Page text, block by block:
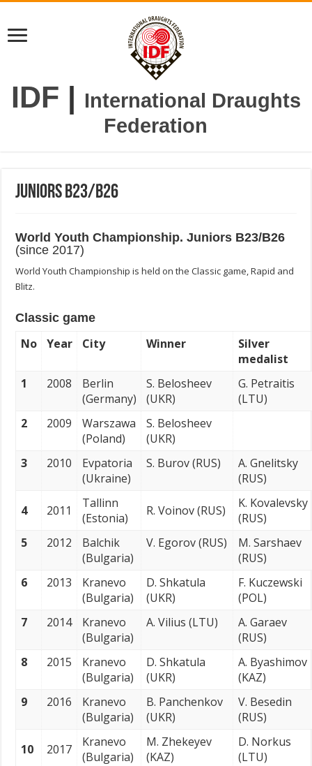
IDF | International Draughts
Federation
Juniors B23/B26
World Youth Championship. Juniors B23/B26
(since 2017)
World Youth Championship is held on the Classic game, Rapid and
Blitz.
Classic game
No Year City Winner
Silver
medalist
1
2008
Berlin
(Germany)
S. Belosheev
(UKR)
G. Petraitis
(LTU)
2
2009
Warszawa
(Poland)
S. Belosheev
(UKR)
3
2010
Evpatoria
(Ukraine)
S. Burov (RUS)
A. Gnelitsky
(RUS)
4 2011
Tallinn
(Estonia)
R. Voinov (RUS)
K. Kovalevsky
(RUS)
5
2012
Balchik
(Bulgaria)
V. Egorov (RUS)
M. Sarshaev
(RUS)
6
2013
Kranevo
(Bulgaria)
D. Shkatula
(UKR)
F. Kuczewski
(POL)
7
2014
Kranevo
(Bulgaria)
A. Vilius (LTU)
A. Garaev
(RUS)
8
2015
Kranevo
(Bulgaria)
D. Shkatula
(UKR)
A. Byashimov
(KAZ)
9
2016
Kranevo
(Bulgaria)
B. Panchenkov
(UKR)
V. Besedin
(RUS)
10 2017
Kranevo
(Bulgaria)
M. Zhekeyev
(KAZ)
D. Norkus
(LTU)